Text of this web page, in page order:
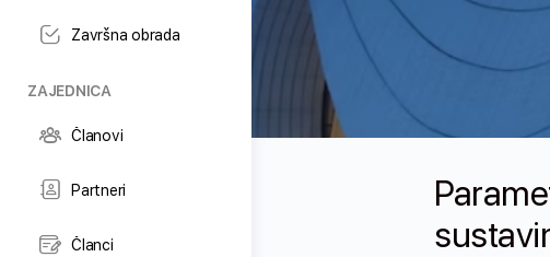
Završna obrada
ZAJEDNICA
Članovi
Partneri
Članci